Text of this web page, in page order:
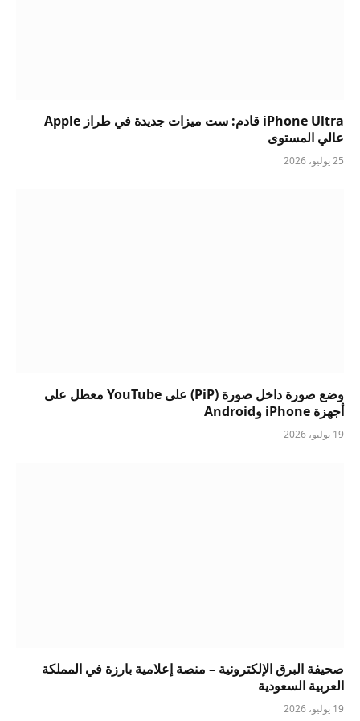
iPhone Ultra قادم: ست ميزات جديدة في طراز Apple
عالي المستوى
25 يوليو، 2026
وضع صورة داخل صورة (PiP) على YouTube معطل على
أجهزة iPhone وAndroid
19 يوليو، 2026
صحيفة البرق الإلكترونية – منصة إعلامية بارزة في المملكة
العربية السعودية
19 يوليو، 2026